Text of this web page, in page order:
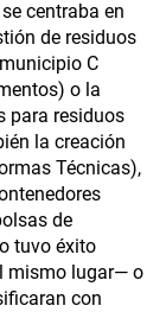
centraba en
de residuos
C
o la
para residuos
la creación
Técnicas),
de
tuvo éxito
mismo lugar— o
con